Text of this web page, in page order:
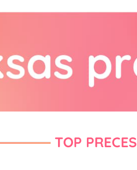
TOP PRECES